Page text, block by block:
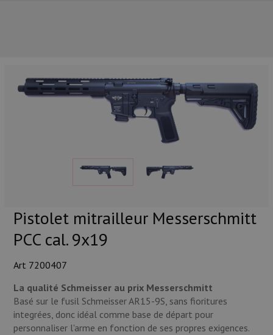
Pistolet mitrailleur Messerschmitt
PCC cal. 9x19
Art 7200407
La qualité Schmeisser au prix Messerschmitt
Basé sur le fusil Schmeisser AR15-9S, sans fioritures
integrées, donc idéal comme base de départ pour
personnaliser l'arme en fonction de ses propres exigences.
NOS PRINCIPALES MARQUES
Munitions
Armes